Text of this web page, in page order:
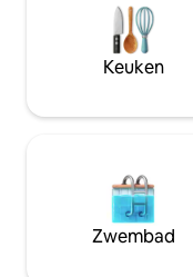
je raam ziet grazen,
met legendarische
en geniet van een
uitzicht op de vallei.
Keuken
Zwembad